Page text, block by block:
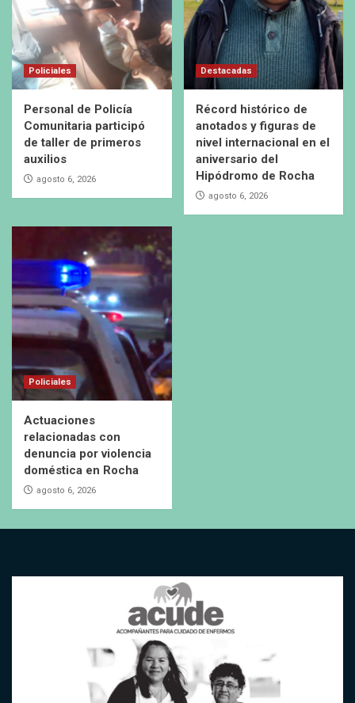
Policiales
Personal de Policía
Comunitaria participó
de taller de primeros
auxilios
agosto 6, 2026
Destacadas
Récord histórico de
anotados y figuras de
nivel internacional en el
aniversario del
Hipódromo de Rocha
agosto 6, 2026
Policiales
Actuaciones
relacionadas con
denuncia por violencia
doméstica en Rocha
agosto 6, 2026